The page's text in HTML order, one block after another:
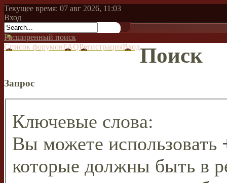
Текущее время: 07 авг 2026, 11:03
Вход
Расширенный поиск
Список форумовFAQРегистрацияВходПоиск
Запрос
Ключевые слова:
Вы можете использовать
которые должны быть в